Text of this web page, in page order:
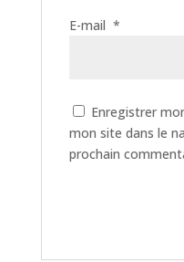
E-mail *
Enregistrer
mon site dans le
prochain